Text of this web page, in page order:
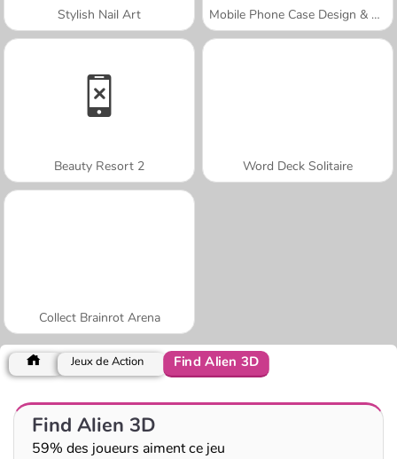
Stylish Nail Art Mobile Phone Case Design & DIY
Beauty Resort 2 Word Deck Solitaire
Collect Brainrot Arena
Jeux de Action Find Alien 3D
Find Alien 3D
59% des joueurs aiment ce jeu